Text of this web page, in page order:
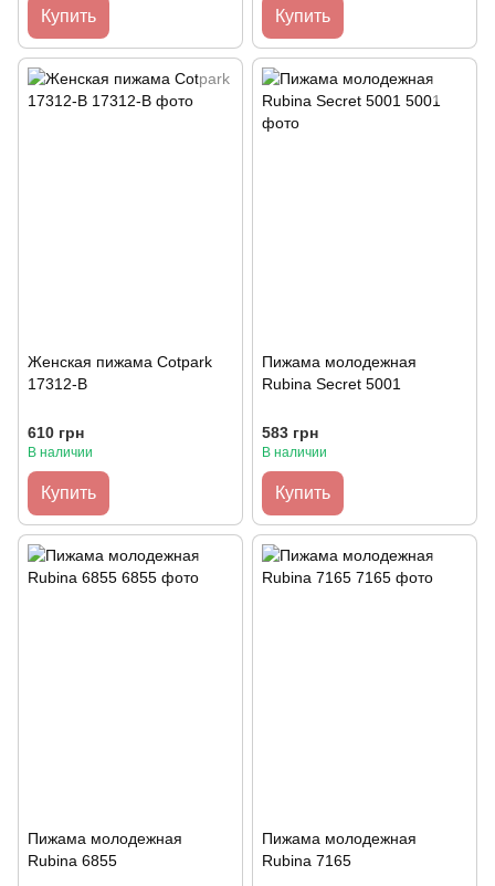
Купить Купить
Женская пижама Cotpark
17312-В
610 грн
В наличии
Купить
Пижама молодежная
Rubina Secret 5001
583 грн
В наличии
Купить
Пижама молодежная
Rubina 6855
Пижама молодежная
Rubina 7165